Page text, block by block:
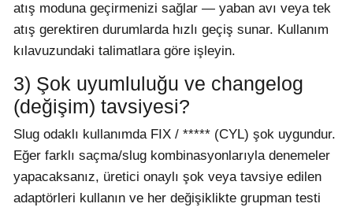
atış moduna geçirmenizi sağlar — yaban avı veya tek
atış gerektiren durumlarda hızlı geçiş sunar. Kullanım
kılavuzundaki talimatlara göre işleyin.
3) Şok uyumluluğu ve changelog
(değişim) tavsiyesi?
Slug odaklı kullanımda FIX / ***** (CYL) şok uygundur.
Eğer farklı saçma/slug kombinasyonlarıyla denemeler
yapacaksanız, üretici onaylı şok veya tavsiye edilen
adaptörleri kullanın ve her değişiklikte grupman testi